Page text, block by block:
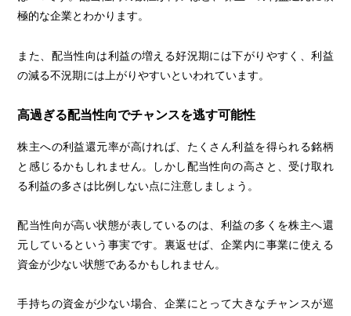
極的な企業とわかります。
また、配当性向は利益の増える好況期には下がりやすく、利益
の減る不況期には上がりやすいといわれています。
高過ぎる配当性向でチャンスを逃す可能性
株主への利益還元率が高ければ、たくさん利益を得られる銘柄
と感じるかもしれません。しかし配当性向の高さと、受け取れ
る利益の多さは比例しない点に注意しましょう。
配当性向が高い状態が表しているのは、利益の多くを株主へ還
元しているという事実です。裏返せば、企業内に事業に使える
資金が少ない状態であるかもしれません。
手持ちの資金が少ない場合、企業にとって大きなチャンスが巡